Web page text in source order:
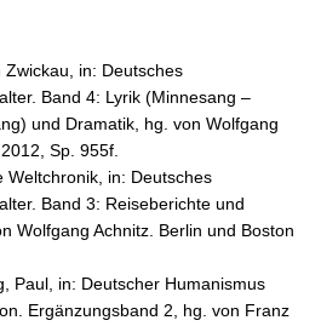
in: Deutsches
Band 4: Lyrik (Minnesang –
und Dramatik, hg. von Wolfgang
Sp. 955f.
Weltchronik, in: Deutsches
Band 3: Reiseberichte und
Wolfgang Achnitz. Berlin und Boston
Paul, in: Deutscher Humanismus
Ergänzungsband 2, hg. von Franz